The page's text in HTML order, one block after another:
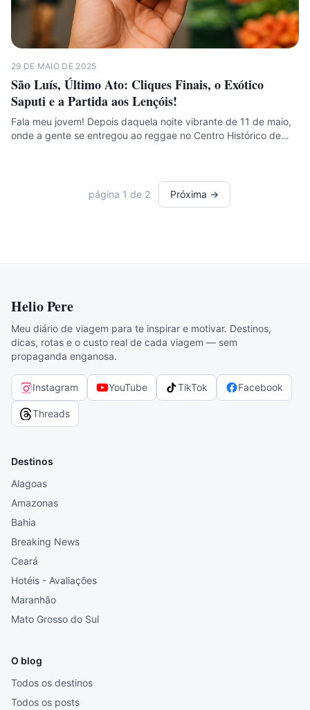
29 DE MAIO DE 2025
São Luís, Último Ato: Cliques Finais, o Exótico
Saputi e a Partida aos Lençóis!
Fala meu jovem! Depois daquela noite vibrante de 11 de maio,
onde a gente se entregou ao reggae no Centro Histórico de…
página 1 de 2 Próxima →
Helio Pere
Meu diário de viagem para te inspirar e motivar. Destinos,
dicas, rotas e o custo real de cada viagem — sem
propaganda enganosa.
Instagram YouTube TikTok Facebook
Threads
Destinos
Alagoas
Amazonas
Bahia
Breaking News
Ceará
Hotéis - Avaliações
Maranhão
Mato Grosso do Sul
O blog
Todos os destinos
Todos os posts